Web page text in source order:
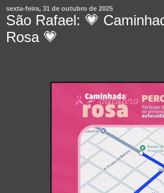
sexta-feira, 31 de outubro de 2025
São Rafael: 💗
Rosa 💗